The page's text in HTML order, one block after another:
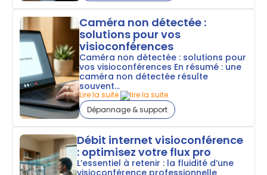
Caméra non détectée :
solutions pour vos
visioconférences
Caméra non détectée : solutions pour
vos visioconférences En résumé : une
caméra non détectée résulte
souvent...
Lire la suite
Dépannage & support
Débit internet visioconférence
: optimisez votre flux pro
L’essentiel à retenir : la fluidité d’une
visioconférence professionnelle